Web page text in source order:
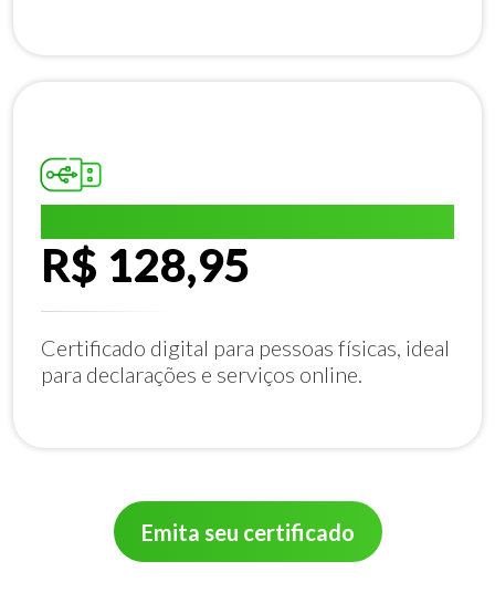
R$ 128,95
Certificado digital para pessoas físicas, ideal
para declarações e serviços online.
Emita seu certificado